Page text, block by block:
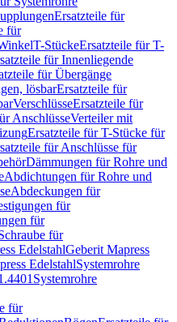
Ersatzteile für
für
T-StückeErsatzteile für T-
für Innenliegende
für Übergänge
lösbarErsatzteile für
VerschlüsseErsatzteile für
AnschlüsseVerteiler mit
Ersatzteile für T-Stücke für
für Anschlüsse für
Dämmungen für Rohre und
Abdichtungen für Rohre und
Abdeckungen für
für
für
für
EdelstahlGeberit Mapress
EdelstahlSystemrohre
Systemrohre
für